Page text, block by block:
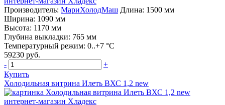
Производитель: МариХолодМаш Длина: 1500 мм
Ширина: 1090 мм
Высота: 1170 мм
Глубина выкладки: 765 мм
Температурный режим: 0..+7 °C
59230 руб.
-
+
Купить
Холодильная витрина Илеть ВХС 1,2 new